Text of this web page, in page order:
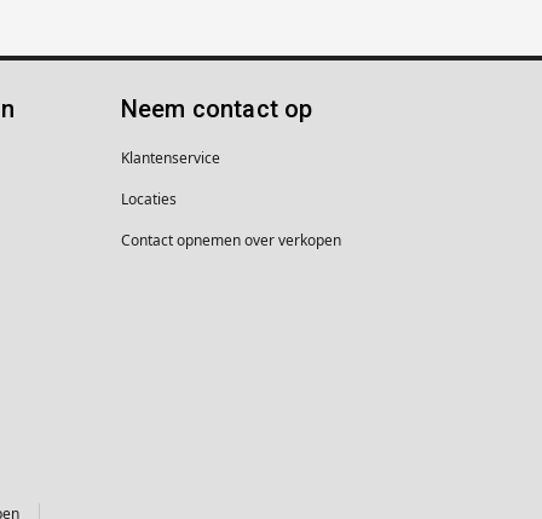
Neem contact op
Klantenservice
Locaties
Contact opnemen over verkopen